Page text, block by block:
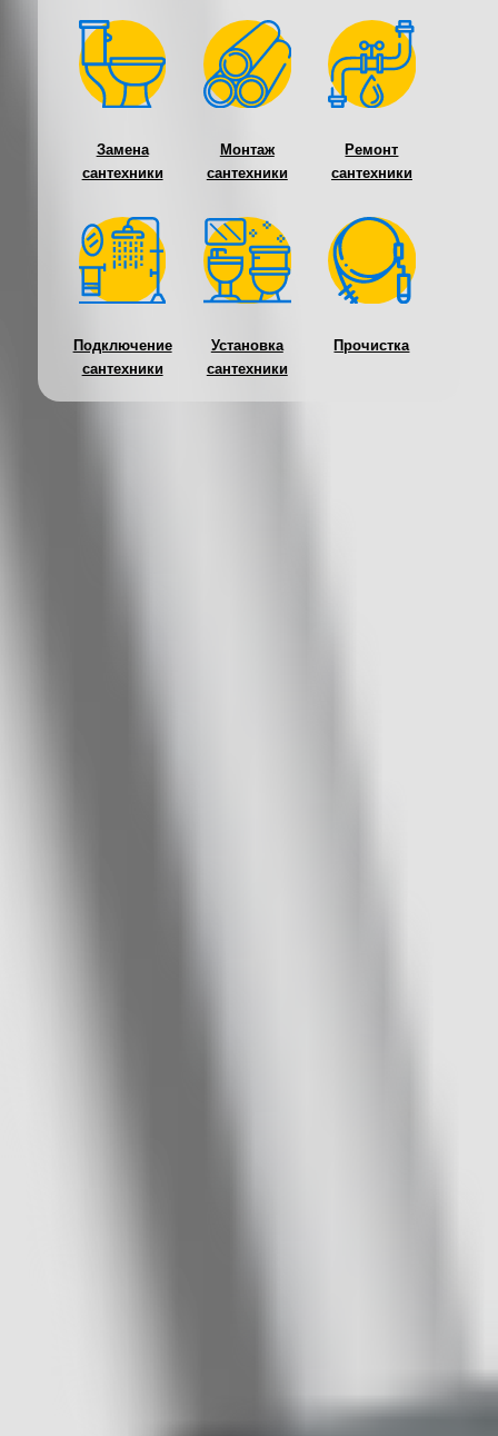
Замена
сантехники
Монтаж
сантехники
Ремонт
сантехники
Подключение
сантехники
Установка
сантехники
Прочистка